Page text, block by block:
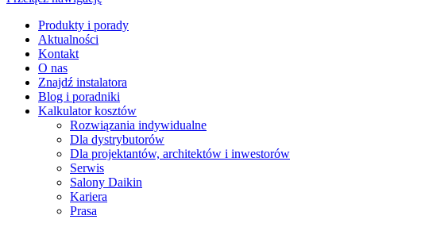
Produkty i porady
Aktualności
Kontakt
O nas
Znajdź instalatora
Blog i poradniki
Kalkulator kosztów
Rozwiązania indywidualne
Dla dystrybutorów
Dla projektantów, architektów i inwestorów
Serwis
Salony Daikin
Kariera
Prasa